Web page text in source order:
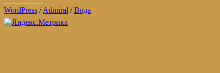
WordPress /Admiral /Вода